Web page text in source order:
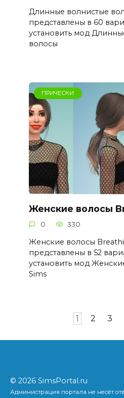
Длинные волнистые
представлены в 60
установить мод
волосы
ПРИЧЕСКИ
Женские волосы
0 330
Женские волосы
представлены в 52
установить мод
Sims
1 2 3
© 2026 SimsPortal.ru
Администрация портала не несёт